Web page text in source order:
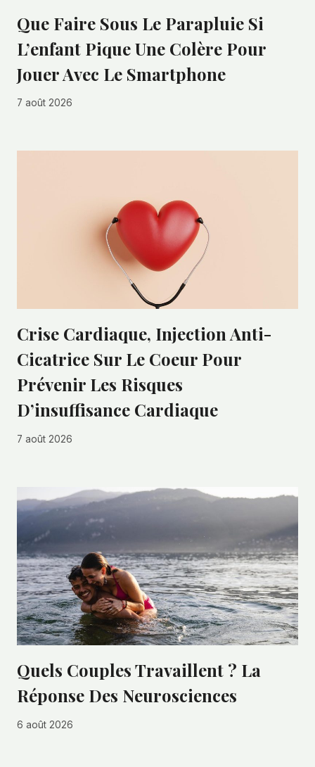
Que Faire Sous Le Parapluie Si
L’enfant Pique Une Colère Pour
Jouer Avec Le Smartphone
7 août 2026
Crise Cardiaque, Injection Anti-
Cicatrice Sur Le Coeur Pour
Prévenir Les Risques
D’insuffisance Cardiaque
7 août 2026
Quels Couples Travaillent ? La
Réponse Des Neurosciences
6 août 2026